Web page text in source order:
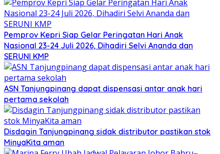
Pemprov Kepri Siap Gelar Peringatan Hari Anak
Nasional 23-24 Juli 2026, Dihadiri Selvi Ananda dan
SERUNI KMP
ASN Tanjungpinang dapat dispensasi antar anak hari
pertama sekolah
Disdagin Tanjungpinang sidak distributor pastikan stok
MinyaKita aman